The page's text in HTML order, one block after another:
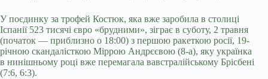
У поєдинку за трофей Костюк, яка вже заробила в столиці
Іспанії 523 тисячі євро «брудними», зіграє в суботу, 2 травня
(початок — приблизно о 18:00) з першою ракеткою росії, 19-
річною скандалісткою Міррою Андрєєвою (8-а), яку українка
в нинішньому році вже перемагала вавстралійському Брісбені
(7:6, 6:3).